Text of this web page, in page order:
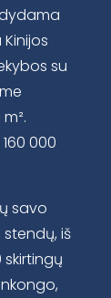
su
000
savo
stendų, iš